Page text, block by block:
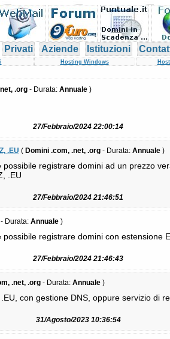
Privati Aziende Istituzioni
Hosting Windows
.org- Durata: Annuale)
27/Febbraio/2024 22:00:14
.EU ( Domini .com, .net, .org- Durata: Annuale)
registrare domini ad un prezzo
.EU
27/Febbraio/2024 21:46:51
Durata: Annuale)
registrare domini con estensione
27/Febbraio/2024 21:46:43
.net, .org- Durata: Annuale)
con gestione DNS, oppure servizio di
31/Agosto/2023 10:36:54